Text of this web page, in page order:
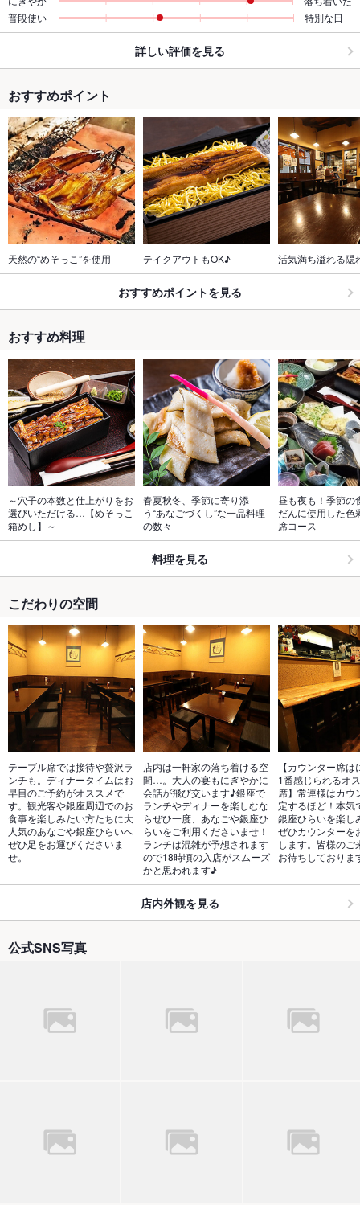
普段使い
特別な日
詳しい評価を見る
おすすめポイント
天然の“めそっこ”を使用 テイクアウトもOK♪ 活気満ち溢れる隠
おすすめポイントを見る
おすすめ料理
～穴子の本数と仕上がりをお
選びいただける…【めそっこ
箱めし】～
春夏秋冬、季節に寄り添
う“あなごづくし”な一品料理
の数々
昼も夜も！季節の
だんに使用した色
席コース
料理を見る
こだわりの空間
テーブル席では接待や贅沢ラ
ンチも。ディナータイムはお
早目のご予約がオススメで
す。観光客や銀座周辺でのお
食事を楽しみたい方たちに大
人気のあなごや銀座ひらいへ
ぜひ足をお運びくださいま
せ。
店内は一軒家の落ち着ける空
間…。大人の宴もにぎやかに
会話が飛び交います♪銀座で
ランチやディナーを楽しむな
らぜひ一度、あなごや銀座ひ
らいをご利用くださいませ！
ランチは混雑が予想されます
ので18時頃の入店がスムーズ
かと思われます♪
【カウンター席
1番感じられるオ
席】常連様はカウ
定するほど！本気
銀座ひらいを楽し
ぜひカウンターを
します。皆様のご
お待ちしておりま
店内外観を見る
公式SNS写真